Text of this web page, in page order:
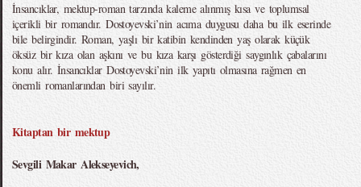
İnsancıklar, mektup-roman tarzında kaleme alınmış kısa ve toplumsal
içerikli bir romandır. Dostoyevski’nin acıma duygusu daha bu ilk eserinde
bile belirgindir. Roman, yaşlı bir katibin kendinden yaş olarak küçük
öksüz bir kıza olan aşkını ve bu kıza karşı gösterdiği saygınlık çabalarını
konu alır. İnsancıklar Dostoyevski’nin ilk yapıtı olmasına rağmen en
önemli romanlarından biri sayılır.
Kitaptan bir mektup
Sevgili Makar Alekseyevich,